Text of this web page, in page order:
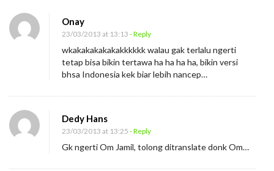
Onay
23/03/2013 at 13:13 - Reply
wkakakakakakakkkkkk walau gak terlalu ngerti
tetap bisa bikin tertawa ha ha ha ha, bikin versi
bhsa Indonesia kek biar lebih nancep…
Dedy Hans
23/03/2013 at 13:25 - Reply
Gk ngerti Om Jamil, tolong ditranslate donk Om…